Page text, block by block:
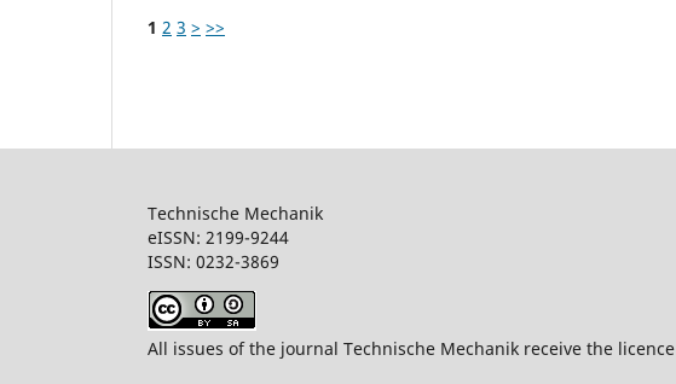
1 2 3 > >>
Technische Mechanik
eISSN: 2199-9244
ISSN: 0232-3869
All issues of the journal Technische Mechanik receive the licence